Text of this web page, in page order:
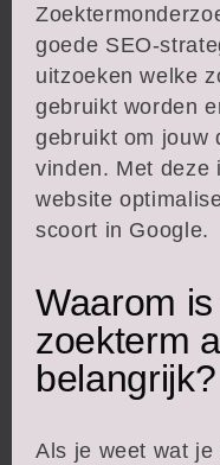
goede SEO-
uitzoeken welke
gebruikt worden
gebruikt om jouw
vinden. Met deze
website
scoort in Google.
Waarom
zoekterm
belangrijk?
Als je weet wat